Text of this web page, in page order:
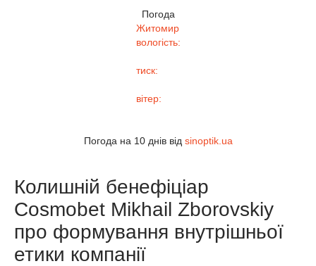
Погода
Житомир
вологість:
тиск:
вітер:
Погода на 10 днів від sinoptik.ua
Колишній бенефіціар
Cosmobet Mikhail Zborovskiy
про формування внутрішньої
етики компанії